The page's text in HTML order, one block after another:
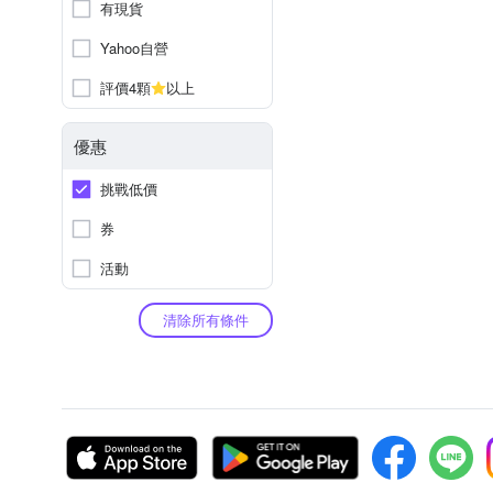
有現貨
Yahoo自營
評價4顆
以上
優惠
挑戰低價
券
活動
清除所有條件